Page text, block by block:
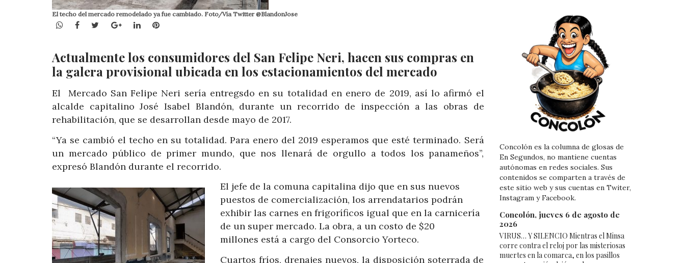
El techo del mercado remodelado ya fue cambiado. Foto/Vía Twitter @BlandonJose
WhatsApp
Facebook
TwitterGoogle+LinkedInPinterest
Actualmente los consumidores del San Felipe Neri, hacen sus compras en
la galera provisional ubicada en los estacionamientos del mercado
El Mercado San Felipe Neri sería entregsdo en su totalidad en enero de 2019, así lo afirmó el
alcalde capitalino José Isabel Blandón, durante un recorrido de inspección a las obras de
rehabilitación, que se desarrollan desde mayo de 2017.
“Ya se cambió el techo en su totalidad. Para enero del 2019 esperamos que esté terminado. Será
un mercado público de primer mundo, que nos llenará de orgullo a todos los panameños”,
expresó Blandón durante el recorrido.
El jefe de la comuna capitalina dijo que en sus nuevos
puestos de comercialización, los arrendatarios podrán
exhibir las carnes en frigoríficos igual que en la carnicería
de un super mercado. La obra, a un costo de $20
millones está a cargo del Consorcio Yorteco.
Cuartos fríos, drenajes nuevos, la disposición soterrada de
Concolón es la columna de glosas de
En Segundos, no mantiene cuentas
autónomas en redes sociales. Sus
contenidos se comparten a través de
este sitio web y sus cuentas en Twiter,
Instagram y Facebook.
Concolón, jueves 6 de agosto de
2026
VIRUS… Y SILENCIO Mientras el Minsa
corre contra el reloj por las misteriosas
muertes en la comarca, en los pasillos